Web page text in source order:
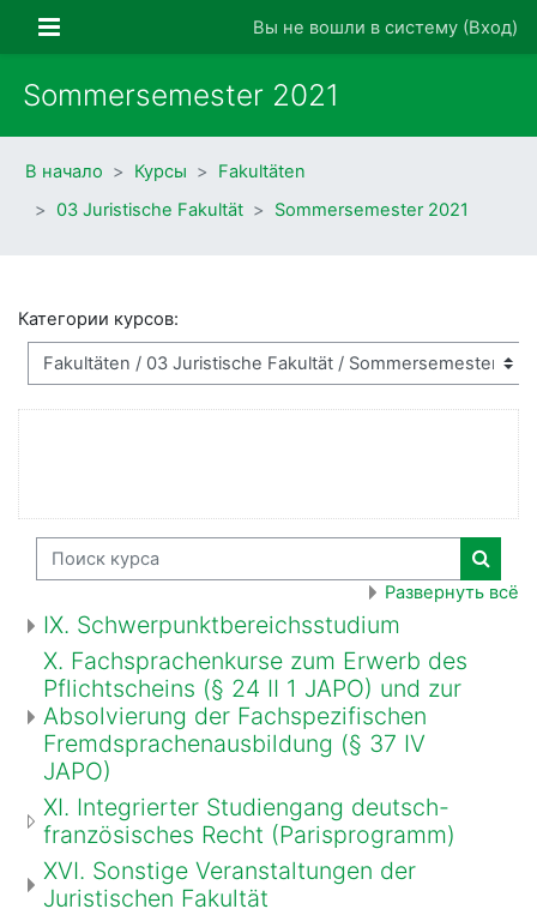
Боковая панельВы не вошли в систему (Вход)
Sommersemester 2021
В начало Курсы
Fakultäten
03 Juristische Fakultät
Sommersemester 2021
Категории курсов:
Поиск курса
Поиск
Развернуть всё
IX. Schwerpunktbereichsstudium
X. Fachsprachenkurse zum Erwerb des
Pflichtscheins (§ 24 II 1 JAPO) und zur
Absolvierung der Fachspezifischen
Fremdsprachenausbildung (§ 37 IV
JAPO)
XI. Integrierter Studiengang deutsch-
französisches Recht (Parisprogramm)
XVI. Sonstige Veranstaltungen der
Juristischen Fakultät